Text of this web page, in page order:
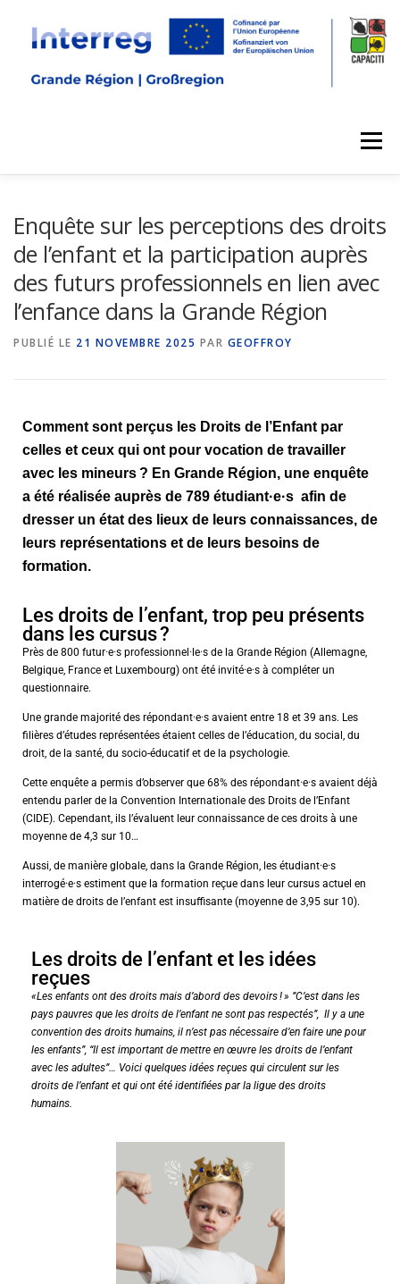
Menu
Enquête sur les perceptions des droits
de l’enfant et la participation auprès
des futurs professionnels en lien avec
l’enfance dans la Grande Région
PUBLIÉ LE 21 NOVEMBRE 2025 PAR GEOFFROY
Comment sont perçus les Droits de l’Enfant par
celles et ceux qui ont pour vocation de travailler
avec les mineurs? En Grande Région, une enquête
a été réalisée auprès de 789 étudiant·e·s afin de
dresser un état des lieux de leurs connaissances, de
leurs représentations et de leurs besoins de
formation.
Les droits de l’enfant, trop peu présents
dans les cursus ?
Près de 800 futur·e·s professionnel·le·s de la Grande Région (Allemagne,
Belgique, France et Luxembourg) ont été invité·e·s à compléter un
questionnaire.
Une grande majorité des répondant·e·s avaient entre 18 et 39 ans. Les
filières d’études représentées étaient celles de l’éducation, du social, du
droit, de la santé, du socio-éducatif et de la psychologie.
Cette enquête a permis d’observer que 68% des répondant·e·s avaient déjà
entendu parler de la Convention Internationale des Droits de l’Enfant
(CIDE). Cependant, ils l’évaluent leur connaissance de ces droits à une
moyenne de 4,3 sur 10…
Aussi, de manière globale, dans la Grande Région, les étudiant·e·s
interrogé·e·s estiment que la formation reçue dans leur cursus actuel en
matière de droits de l’enfant est insuffisante (moyenne de 3,95 sur 10).
Les droits de l’enfant et les idées
reçues
«Les enfants ont des droits mais d’abord des devoirs ! » ”C’est dans les
pays pauvres que les droits de l’enfant ne sont pas respectés”, Il y a une
convention des droits humains, il n’est pas nécessaire d’en faire une pour
les enfants”, “Il est important de mettre en œuvre les droits de l’enfant
avec les adultes”… Voici quelques idées reçues qui circulent sur les
droits de l’enfant et qui ont été identifiées par la ligue des droits
humains.